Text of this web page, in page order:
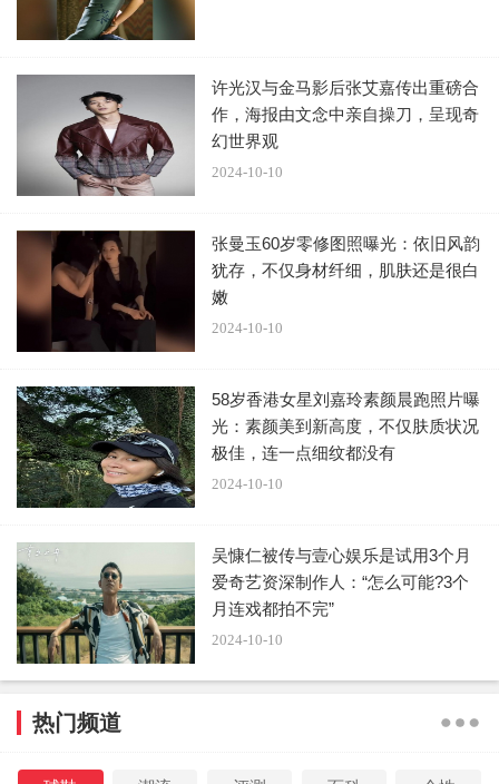
许光汉与金马影后张艾嘉传出重磅合
作，海报由文念中亲自操刀，呈现奇
幻世界观
2024-10-10
张曼玉60岁零修图照曝光：依旧风韵
犹存，不仅身材纤细，肌肤还是很白
嫩
2024-10-10
58岁香港女星刘嘉玲素颜晨跑照片曝
光：素颜美到新高度，不仅肤质状况
极佳，连一点细纹都没有
2024-10-10
吴慷仁被传与壹心娱乐是试用3个月
爱奇艺资深制作人：“怎么可能?3个
月连戏都拍不完”
2024-10-10
热门频道